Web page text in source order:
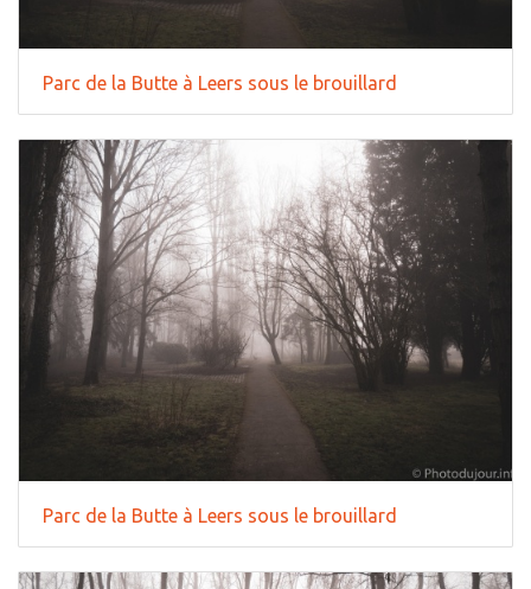
Parc de la Butte à Leers sous le brouillard
Parc de la Butte à Leers sous le brouillard